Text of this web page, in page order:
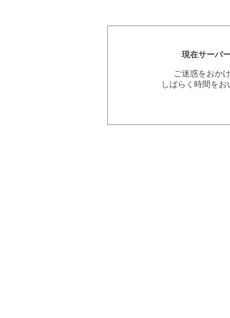
現在サーバ
ご迷惑をおか
しばらく時間を